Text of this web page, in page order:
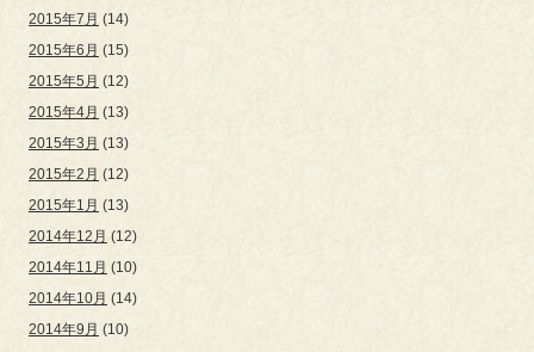
2015年7月 (14)
2015年6月 (15)
2015年5月 (12)
2015年4月 (13)
2015年3月 (13)
2015年2月 (12)
2015年1月 (13)
2014年12月 (12)
2014年11月 (10)
2014年10月 (14)
2014年9月 (10)